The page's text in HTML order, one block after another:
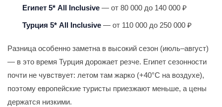
Египет 5* All Inclusive — от 80 000 до 140 000 ₽
Турция 5* All Inclusive — от 110 000 до 250 000 ₽
Разница особенно заметна в высокий сезон (июль–август)
— в это время Турция дорожает резче. Египет сезонности
почти не чувствует: летом там жарко (+40°С на воздухе),
поэтому европейские туристы приезжают меньше, а цены
держатся низкими.